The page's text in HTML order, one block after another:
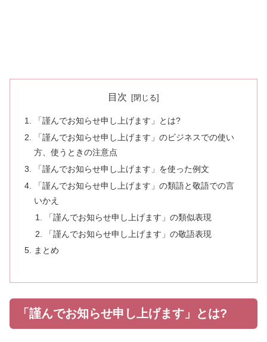
目次
「謹んでお知らせ申し上げます」とは?
「謹んでお知らせ申し上げます」のビジネスでの使い
方、使うときの注意点
「謹んでお知らせ申し上げます」を使った例文
「謹んでお知らせ申し上げます」の類語と敬語での言
いかえ
「謹んでお知らせ申し上げます」の類似表現
「謹んでお知らせ申し上げます」の敬語表現
まとめ
「謹んでお知らせ申し上げます」とは?